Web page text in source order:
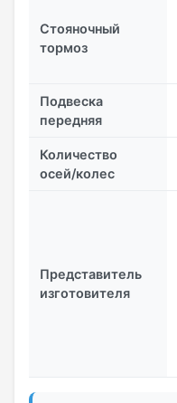
Стояночный
тормоз
Подвеска
передняя
Количество
осей/колес
Представитель
изготовителя